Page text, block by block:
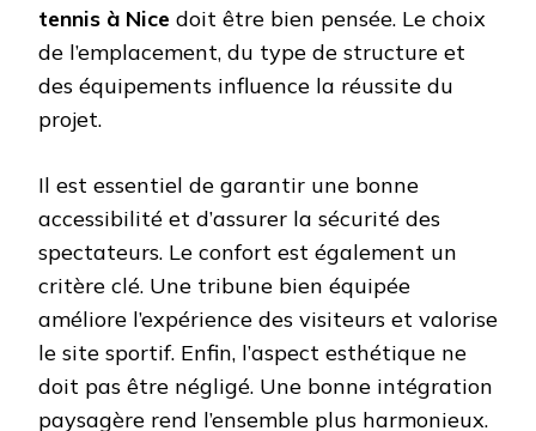
tennis à Nice doit être bien pensée. Le choix
de l’emplacement, du type de structure et
des équipements influence la réussite du
projet.
Il est essentiel de garantir une bonne
accessibilité et d’assurer la sécurité des
spectateurs. Le confort est également un
critère clé. Une tribune bien équipée
améliore l’expérience des visiteurs et valorise
le site sportif. Enfin, l’aspect esthétique ne
doit pas être négligé. Une bonne intégration
paysagère rend l’ensemble plus harmonieux.